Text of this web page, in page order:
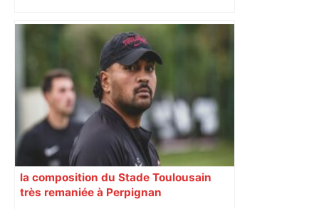
Top 14: comment Perpignan a une
nouvelle fois fait tomber Toulouse? –
RMC Sport
la composition du Stade Toulousain
très remaniée à Perpignan